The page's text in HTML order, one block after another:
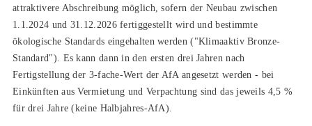
attraktivere Abschreibung möglich, sofern der Neubau zwischen
1.1.2024 und 31.12.2026 fertiggestellt wird und bestimmte
ökologische Standards eingehalten werden ("Klimaaktiv Bronze-
Standard"). Es kann dann in den ersten drei Jahren nach
Fertigstellung der 3-fache-Wert der AfA angesetzt werden - bei
Einkünften aus Vermietung und Verpachtung sind das jeweils 4,5 %
für drei Jahre (keine Halbjahres-AfA).